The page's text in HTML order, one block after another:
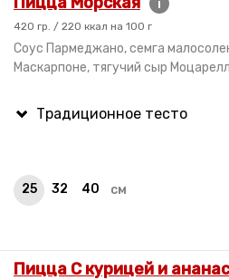
i
420 гр. / 220 ккал на 100 г
Соус Пармеджано, семга
Маскарпоне, тягучий сыр
25 32 40 см
Пицца С курицей и